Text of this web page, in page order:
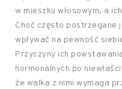
w mieszku włosowym, a
Choć często postrzegane
wpływać na pewność
Przyczyny ich
hormonalnych po
że walka z nimi wymaga